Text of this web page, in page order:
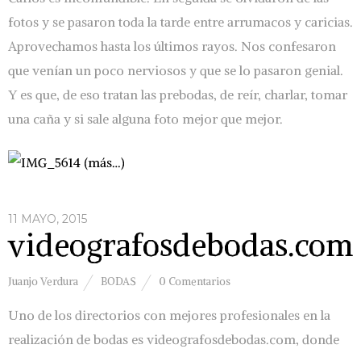
fotos y se pasaron toda la tarde entre arrumacos y caricias.
Aprovechamos hasta los últimos rayos. Nos confesaron
que venían un poco nerviosos y que se lo pasaron genial.
Y es que, de eso tratan las prebodas, de reír, charlar, tomar
una caña y si sale alguna foto mejor que mejor.
(más…)
11 MAYO, 2015
videografosdebodas.com
Juanjo Verdura BODAS 0 Comentarios
Uno de los directorios con mejores profesionales en la
realización de bodas es videografosdebodas.com, donde